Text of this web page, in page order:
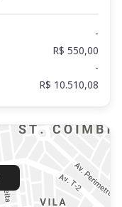
-
R$ 550,00
-
R$ 10.510,08